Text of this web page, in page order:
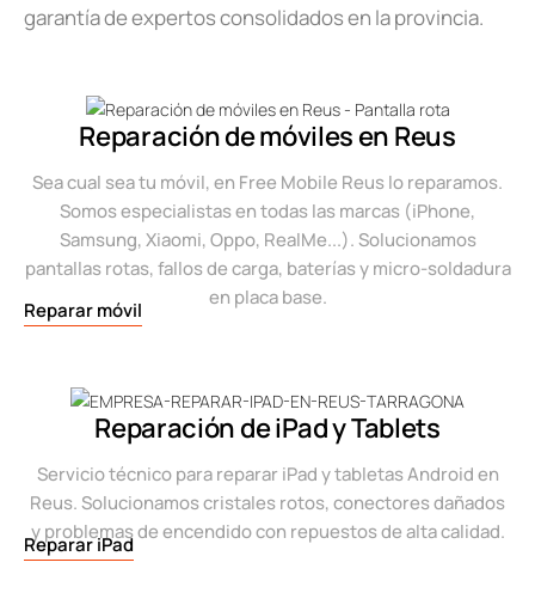
garantía de expertos consolidados en la provincia.
Reparación de móviles en Reus
Sea cual sea tu móvil, en Free Mobile Reus lo reparamos.
Somos especialistas en todas las marcas (iPhone,
Samsung, Xiaomi, Oppo, RealMe...). Solucionamos
pantallas rotas, fallos de carga, baterías y micro-soldadura
en placa base.
Reparar móvil
Reparación de iPad y Tablets
Servicio técnico para reparar iPad y tabletas Android en
Reus. Solucionamos cristales rotos, conectores dañados
y problemas de encendido con repuestos de alta calidad.
Reparar iPad